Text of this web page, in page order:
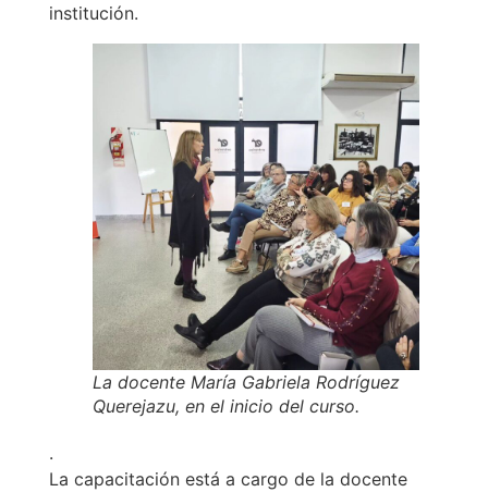
institución.
La docente María Gabriela Rodríguez
Querejazu, en el inicio del curso.
.
La capacitación está a cargo de la docente